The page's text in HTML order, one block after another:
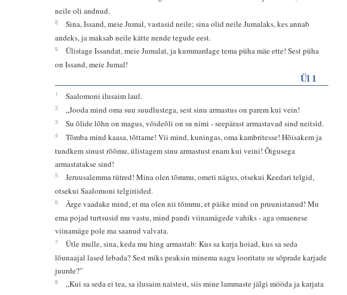
neile oli andnud.
8
Sina, Issand, meie Jumal, vastasid neile; sina olid neile Jumalaks, kes annab
andeks, ja maksab neile kätte nende tegude eest.
9
Ülistage Issandat, meie Jumalat, ja kummardage tema püha mäe ette! Sest püha
on Issand, meie Jumal!
Ül 1
1 Saalomoni ilusaim laul.
2 „Jooda mind oma suu suudlustega, sest sinu armastus on parem kui vein!
3 Su õlide lõhn on magus, võideõli on su nimi - seepärast armastavad sind neitsid.
4
Tõmba mind kaasa, tõttame! Vii mind, kuningas, oma kambritesse! Hõisakem ja
tundkem sinust rõõmu, ülistagem sinu armastust enam kui veini! Õigusega
armastatakse sind!
5
Jeruusalemma tütred! Mina olen tõmmu, ometi nägus, otsekui Keedari telgid,
otsekui Saalomoni telgiriided.
6
Ärge vaadake mind, et ma olen nii tõmmu, et päike mind on pruunistanud! Mu
ema pojad turtsusid mu vastu, mind pandi viinamägede vahiks - aga omaenese
viinamäge pole ma saanud valvata.
7
Ütle mulle, sina, keda mu hing armastab: Kus sa karja hoiad, kus sa seda
lõunaajal lased lebada? Sest miks peaksin minema nagu looritatu su sõprade karjade
juurde?”
8
„Kui sa seda ei tea, sa ilusaim naistest, siis mine lammaste jälgi mööda ja karjata